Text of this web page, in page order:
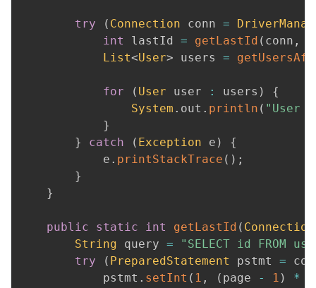
try ( Connection conn =
int
lastId = getLastId ( conn ,
List<User> users =
for ( User user : users )
{
System . out . println ( "User
}
}
catch ( Exception e )
{
            e
. printStackTrace ( ) ;
}
}
public static int getLastId ( Connection
String query =
"SELECT id FROM
try
( PreparedStatement pstmt =
            pstmt
. setInt ( 1 , ( page - 1 ) *